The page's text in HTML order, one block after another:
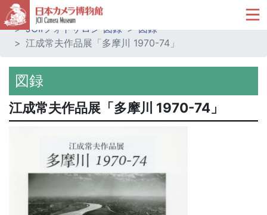
ホーム
ミュージアムショップ
JCIIフォトサロン 図録
図録
江成常夫作品展「多摩川 1970-74」
図録
江成常夫作品展「多摩川 1970-74」